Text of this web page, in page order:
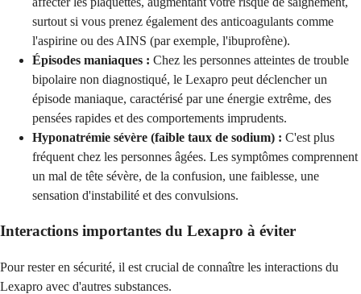
surtout si vous prenez également des anticoagulants comme
l'aspirine ou des AINS (par exemple, l'ibuprofène).
Épisodes maniaques : Chez les personnes atteintes de trouble
bipolaire non diagnostiqué, le Lexapro peut déclencher un
épisode maniaque, caractérisé par une énergie extrême, des
pensées rapides et des comportements imprudents.
Hyponatrémie sévère (faible taux de sodium) : C'est plus
fréquent chez les personnes âgées. Les symptômes comprennent
un mal de tête sévère, de la confusion, une faiblesse, une
sensation d'instabilité et des convulsions.
Interactions importantes du Lexapro à éviter
Pour rester en sécurité, il est crucial de connaître les interactions du
Lexapro avec d'autres substances.